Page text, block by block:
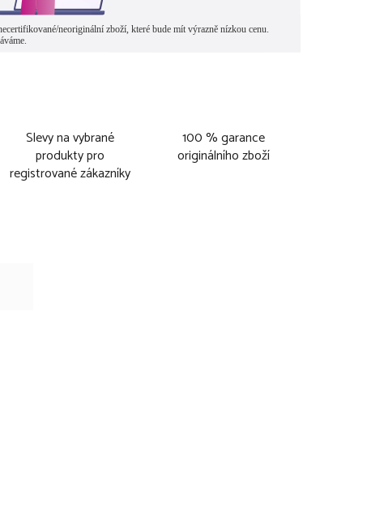
Slevy na vybrané
produkty pro
registrované zákazníky
100 % garance
originálního zboží